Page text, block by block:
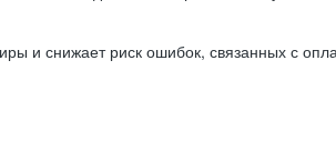
и снижает риск ошибок, связанных с